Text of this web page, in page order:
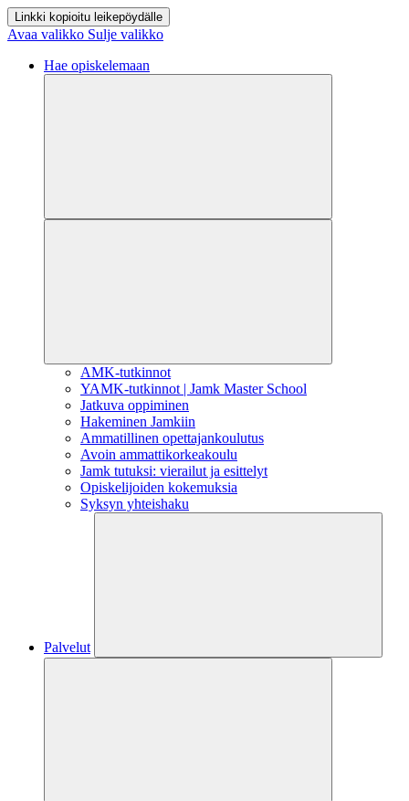
Linkki kopioitu leikepöydälle
Avaa valikko Sulje valikko
Hae opiskelemaan
AMK-tutkinnot
YAMK-tutkinnot | Jamk Master School
Jatkuva oppiminen
Hakeminen Jamkiin
Ammatillinen opettajankoulutus
Avoin ammattikorkeakoulu
Jamk tutuksi: vierailut ja esittelyt
Opiskelijoiden kokemuksia
Syksyn yhteishaku
Palvelut